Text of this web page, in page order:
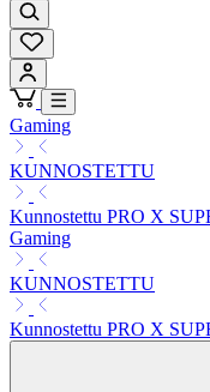
Gaming
KUNNOSTETTU
Kunnostettu PRO X
Gaming
KUNNOSTETTU
Kunnostettu PRO X